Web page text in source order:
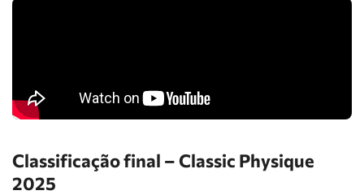
Classificação final – Classic Physique
2025